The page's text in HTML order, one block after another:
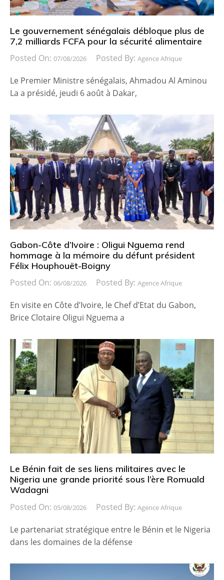
Le gouvernement sénégalais débloque plus de
7,2 milliards FCFA pour la sécurité alimentaire
Posted On: 07/08/2026 Posted By: Agence Afrique
Le Premier Ministre sénégalais, Ahmadou Al Aminou
La a présidé, jeudi 6 août à Dakar,
Gabon-Côte d’Ivoire : Oligui Nguema rend
hommage à la mémoire du défunt président
Félix Houphouët-Boigny
Posted On: 06/08/2026 Posted By: Agence Afrique
En visite en Côte d’Ivoire, le Chef d’Etat du Gabon,
Brice Clotaire Oligui Nguema a
Le Bénin fait de ses liens militaires avec le
Nigeria une grande priorité sous l’ère Romuald
Wadagni
Posted On: 05/08/2026 Posted By: Agence Afrique
Le partenariat stratégique entre le Bénin et le Nigeria
dans les domaines de la défense